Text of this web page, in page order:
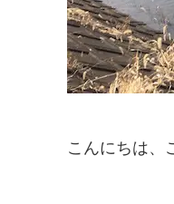
こんにちは、